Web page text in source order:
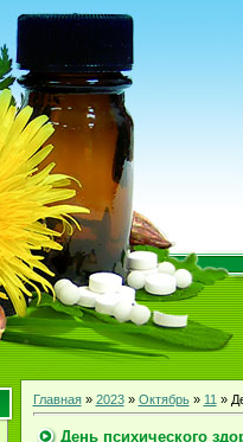
Главная» 2023 » Октябрь » 11 »
День психического